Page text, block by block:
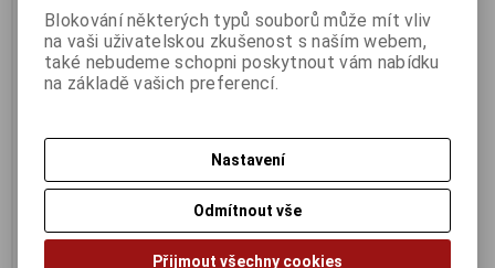
TP-Link EAPEAP783 Omada
Termín dodání (dny):2
Fi 7 BE19000 pro montáž na
20 999 Kč
Blokování některých typů souborů může mít vliv
na vaši uživatelskou zkušenost s naším webem,
také nebudeme schopni poskytnout vám nabídku
na základě vašich preferencí.
Nastavení
Odmítnout vše
Přijmout všechny cookies